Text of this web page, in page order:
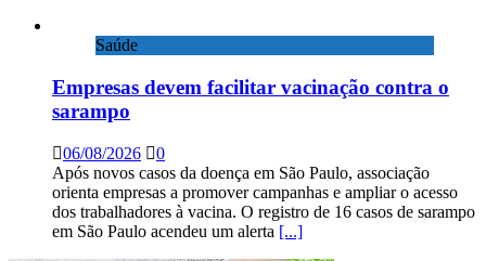
Saúde
Empresas devem facilitar vacinação contra o
sarampo
06/08/2026
0
Após novos casos da doença em São Paulo, associação
orienta empresas a promover campanhas e ampliar o acesso
dos trabalhadores à vacina. O registro de 16 casos de sarampo
em São Paulo acendeu um alerta [...]